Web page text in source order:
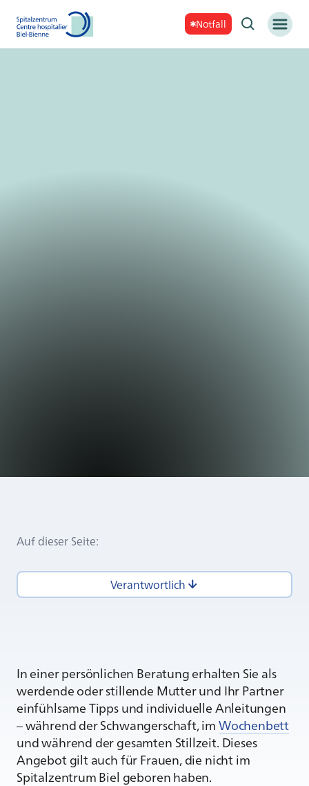
Notfall
Auf dieser Seite:
Verantwortlich
In einer persönlichen Beratung erhalten Sie als
werdende oder stillende Mutter und Ihr Partner
einfühlsame Tipps und individuelle Anleitungen
– während der Schwangerschaft, im Wochenbett
und während der gesamten Stillzeit. Dieses
Angebot gilt auch für Frauen, die nicht im
Spitalzentrum Biel geboren haben.